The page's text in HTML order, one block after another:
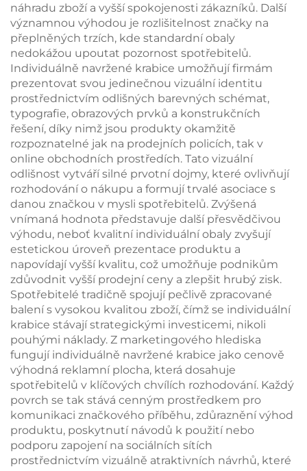
náhradu zboží a vyšší spokojenosti zákazníků. Další
významnou výhodou je rozlišitelnost značky na
přeplněných trzích, kde standardní obaly
nedokážou upoutat pozornost spotřebitelů.
Individuálně navržené krabice umožňují firmám
prezentovat svou jedinečnou vizuální identitu
prostřednictvím odlišných barevných schémat,
typografie, obrazových prvků a konstrukčních
řešení, díky nimž jsou produkty okamžitě
rozpoznatelné jak na prodejních policích, tak v
online obchodních prostředích. Tato vizuální
odlišnost vytváří silné prvotní dojmy, které ovlivňují
rozhodování o nákupu a formují trvalé asociace s
danou značkou v mysli spotřebitelů. Zvýšená
vnímaná hodnota představuje další přesvědčivou
výhodu, neboť kvalitní individuální obaly zvyšují
estetickou úroveň prezentace produktu a
napovídají vyšší kvalitu, což umožňuje podnikům
zdůvodnit vyšší prodejní ceny a zlepšit hrubý zisk.
Spotřebitelé tradičně spojují pečlivě zpracované
balení s vysokou kvalitou zboží, čímž se individuální
krabice stávají strategickými investicemi, nikoli
pouhými náklady. Z marketingového hlediska
fungují individuálně navržené krabice jako cenově
výhodná reklamní plocha, která dosahuje
spotřebitelů v klíčových chvílích rozhodování. Každý
povrch se tak stává cenným prostředkem pro
komunikaci značkového příběhu, zdůraznění výhod
produktu, poskytnutí návodů k použití nebo
podporu zapojení na sociálních sítích
prostřednictvím vizuálně atraktivních návrhů, které